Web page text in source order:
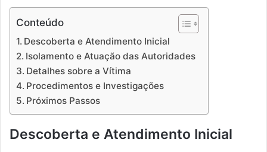
Conteúdo
Descoberta e Atendimento Inicial
Isolamento e Atuação das Autoridades
Detalhes sobre a Vítima
Procedimentos e Investigações
Próximos Passos
Descoberta e Atendimento Inicial